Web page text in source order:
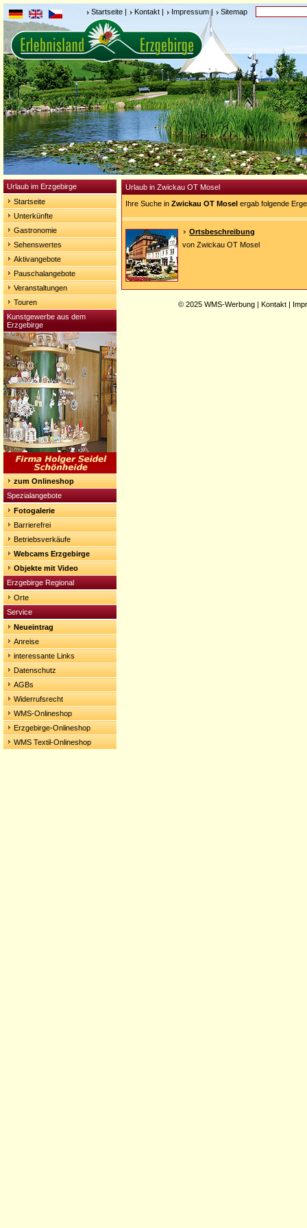
Startseite | Kontakt | Impressum| Sitemap
Urlaub im Erzgebirge
Startseite
Unterkünfte
Gastronomie
Sehenswertes
Aktivangebote
Pauschalangebote
Veranstaltungen
Touren
Kunstgewerbe aus dem
Erzgebirge
zum Onlineshop
Spezialangebote
Fotogalerie
Barrierefrei
Betriebsverkäufe
Webcams Erzgebirge
Objekte mit Video
Erzgebirge Regional
Orte
Service
Neueintrag
Anreise
interessante Links
Datenschutz
AGBs
Widerrufsrecht
WMS-Onlineshop
Erzgebirge-Onlineshop
WMS Textil-Onlineshop
Urlaub in Zwickau OT Mosel
Ihre Suche in Zwickau OT Mosel ergab folgende
Ortsbeschreibung
von Zwickau OT Mosel
© 2025 WMS-Werbung | Kontakt |